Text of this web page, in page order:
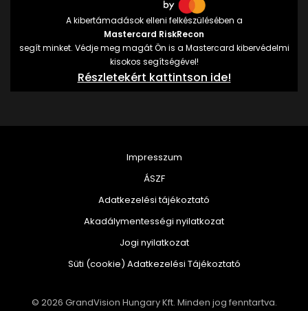
A kibertámadások elleni felkészülésében a
Mastercard RiskRecon
segít minket. Védje meg magát Ön is a Mastercard kibervédelmi
kisokos segítségével!
Részletekért kattintson ide!
© 2026 GrandVision Hungary Kft. Minden jog fenntartva.
Impresszum
ÁSZF
Adatkezelési tájékoztató
Akadálymentességi nyilatkozat
Jogi nyilatkozat
Süti (cookie) Adatkezelési Tájékoztató